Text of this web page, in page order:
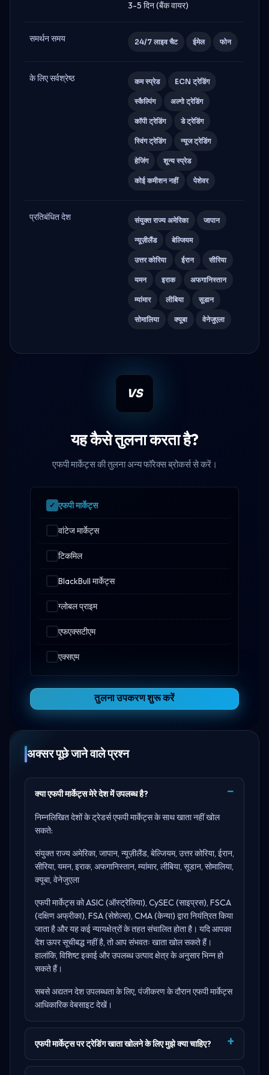
3-5 दिन (बैंक वायर)
समर्थन समय 24/7 लाइव चैट ईमेल फोन
के लिए सर्वश्रेष्ठ कम स्प्रेड ECN ट्रेडिंग
स्कैल्पिंग अल्गो ट्रेडिंग
कॉपी ट्रेडिंग डे ट्रेडिंग
स्विंग ट्रेडिंग न्यूज ट्रेडिंग
हेजिंग शून्य स्प्रेड
कोई कमीशन नहीं पेशेवर
प्रतिबंधित देश संयुक्त राज्य अमेरिका जापान
न्यूज़ीलैंड बेल्जियम
उत्तर कोरिया ईरान सीरिया
यमन इराक अफगानिस्तान
म्यांमार लीबिया सूडान
सोमालिया क्यूबा वेनेजुएला
VS
यह कैसे तुलना करता है?
एफपी मार्केट्स की तुलना अन्य फॉरेक्स ब्रोकर्स से करें।
एफपी मार्केट्स
वांटेज मार्केट्स
टिकमिल
BlackBull मार्केट्स
ग्लोबल प्राइम
एफएक्सटीएम
एक्सएम
तुलना उपकरण शुरू करें
अक्सर पूछे जाने वाले प्रश्न
क्या एफपी मार्केट्स मेरे देश में उपलब्ध है?
निम्नलिखित देशों के ट्रेडर्स एफपी मार्केट्स के साथ खाता नहीं खोल
सकते:
संयुक्त राज्य अमेरिका, जापान, न्यूज़ीलैंड, बेल्जियम, उत्तर कोरिया, ईरान,
सीरिया, यमन, इराक, अफगानिस्तान, म्यांमार, लीबिया, सूडान, सोमालिया,
क्यूबा, वेनेजुएला
एफपी मार्केट्स कोASIC (ऑस्ट्रेलिया), CySEC (साइप्रस), FSCA
(दक्षिण अफ्रीका), FSA (सेशेल्स), CMA (केन्या) द्वारा नियंत्रित किया
जाता है और यह कई न्यायक्षेत्रों के तहत संचालित होता है। यदि आपका
देश ऊपर सूचीबद्ध नहीं है, तो आप संभवतः खाता खोल सकते हैं।
हालांकि, विशिष्ट इकाई और उपलब्ध उत्पाद क्षेत्र के अनुसार भिन्न हो
सकते हैं।
सबसे अद्यतन देश उपलब्धता के लिए, पंजीकरण के दौरानएफपी मार्केट्स
आधिकारिक वेबसाइटदेखें।
एफपी मार्केट्स पर ट्रेडिंग खाता खोलने के लिए मुझे क्या चाहिए?